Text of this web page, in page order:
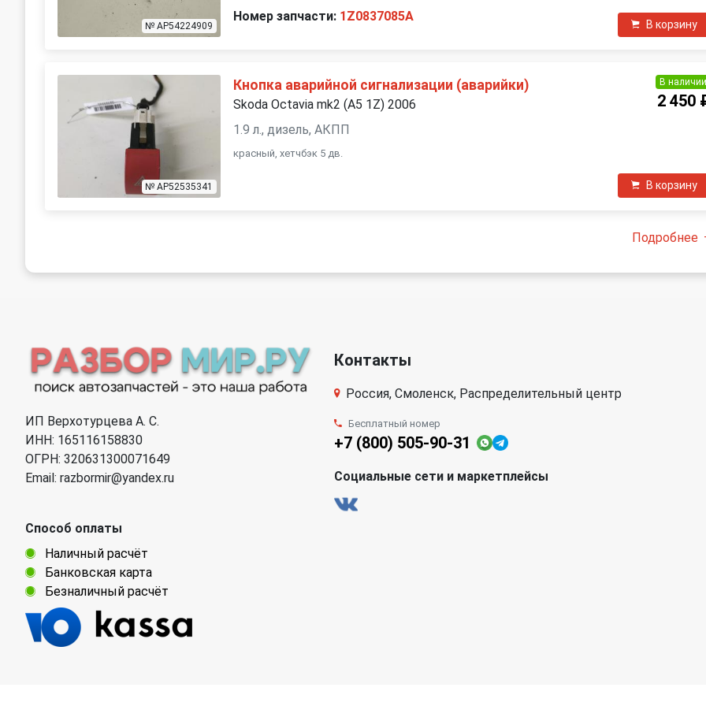
№ AP54224909
Номер запчасти: 1Z0837085A
В корзину
№ AP52535341
Кнопка аварийной сигнализации (аварийки)
Skoda Octavia mk2 (A5 1Z) 2006
1.9 л., дизель, АКПП
красный, хетчбэк 5 дв.
В
2 450
В корзину
Подробнее
ИП Верхотурцева А. С.
ИНН: 165116158830
ОГРН: 320631300071649
Email: razbormir@yandex.ru
Способ оплаты
Наличный расчёт
Банковская карта
Безналичный расчёт
Контакты
Россия, Смоленск, Распределительный центр
Бесплатный номер
+7 (800) 505-90-31
Социальные сети и маркетплейсы